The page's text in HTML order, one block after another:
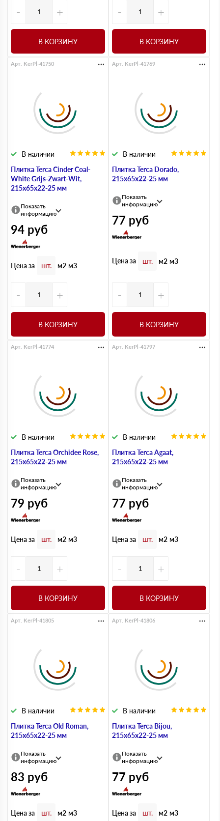
- +
В КОРЗИНУ
- +
В КОРЗИНУ
Плитка Terca Cinder Coal-
White Grijs-Zwart-Wit,
215х65х22-25 мм
В наличии
Арт. KerPl-41750
Показать
информацию
94 руб
Цена за шт. м2 м3
- +
В КОРЗИНУ
Плитка Terca Dorado,
215х65х22-25 мм
В наличии
Арт. KerPl-41769
Показать
информацию
77 руб
Цена за шт. м2 м3
- +
В КОРЗИНУ
Плитка Terca Orchidee Rose,
215х65х22-25 мм
В наличии
Арт. KerPl-41774
Показать
информацию
79 руб
Цена за шт. м2 м3
- +
В КОРЗИНУ
Плитка Terca Agaat,
215х65х22-25 мм
В наличии
Арт. KerPl-41797
Показать
информацию
77 руб
Цена за шт. м2 м3
- +
В КОРЗИНУ
Плитка Terca Old Roman,
215х65х22-25 мм
В наличии
Арт. KerPl-41805
Показать
информацию
83 руб
Цена за шт. м2 м3
Плитка Terca Bijou,
215х65х22-25 мм
В наличии
Арт. KerPl-41806
Показать
информацию
77 руб
Цена за шт. м2 м3